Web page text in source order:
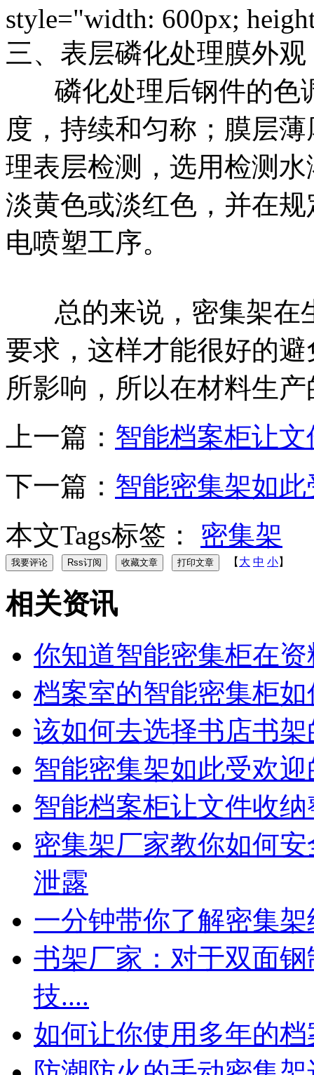
style="width: 600px;
三、表层磷化处理膜外观
磷化处理后钢件的色
度，持续和匀称；膜层
理表层检测，选用检测
淡黄色或淡红色，并在
电喷塑工序。
总的来说，密集架在
要求，这样才能很好的
所影响，所以在材料生
上一篇： 智能档案柜让
下一篇： 智能密集架如
本文Tags标签：
密集架
【 大 中 小】
相关资讯
你知道智能密集柜在
档案室的智能密集柜
该如何去选择书店书
智能密集架如此受欢
智能档案柜让文件收
密集架厂家教你如何
泄露
一分钟带你了解密集
书架厂家：对于双面
技....
如何让你使用多年的